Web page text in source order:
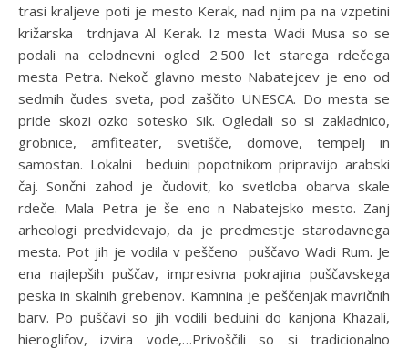
trasi kraljeve poti je mesto Kerak, nad njim pa na vzpetini
križarska trdnjava Al Kerak. Iz mesta Wadi Musa so se
podali na celodnevni ogled 2.500 let starega rdečega
mesta Petra. Nekoč glavno mesto Nabatejcev je eno od
sedmih čudes sveta, pod zaščito UNESCA. Do mesta se
pride skozi ozko sotesko Sik. Ogledali so si zakladnico,
grobnice, amfiteater, svetišče, domove, tempelj in
samostan. Lokalni beduini popotnikom pripravijo arabski
čaj. Sončni zahod je čudovit, ko svetloba obarva skale
rdeče. Mala Petra je še eno n Nabatejsko mesto. Zanj
arheologi predvidevajo, da je predmestje starodavnega
mesta. Pot jih je vodila v peščeno puščavo Wadi Rum. Je
ena najlepših puščav, impresivna pokrajina puščavskega
peska in skalnih grebenov. Kamnina je peščenjak mavričnih
barv. Po puščavi so jih vodili beduini do kanjona Khazali,
hieroglifov, izvira vode,…Privoščili so si tradicionalno